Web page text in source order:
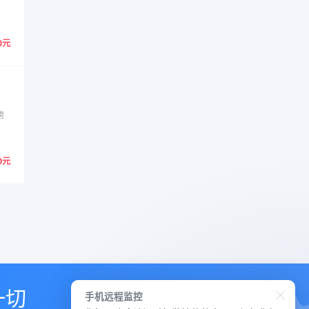
切 手机远程监控